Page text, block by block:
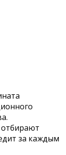
за каждым